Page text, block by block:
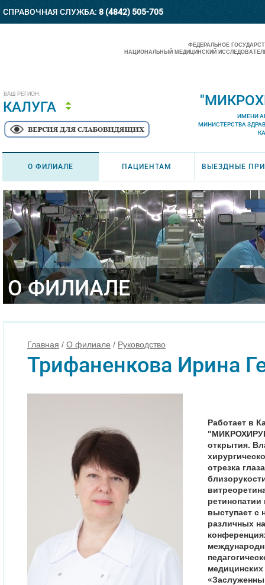
СПРАВОЧНАЯ СЛУЖБА: 8 (4842) 505-705
ВАШ РЕГИОН:
КАЛУГА
ФЕДЕРАЛЬНОЕ
НАЦИОНАЛЬНЫЙ МЕДИЦИНСКИЙ
ИМЕНИ
МИНИСТЕРСТВА
О ФИЛИАЛЕ ПАЦИЕНТАМ ВЫЕЗДНЫЕ
О ФИЛИАЛЕ
Главная / О филиале / Руководство
Трифаненкова Ирина
Работает в
открытия.
отрезка
выступает с
различных
медицинских